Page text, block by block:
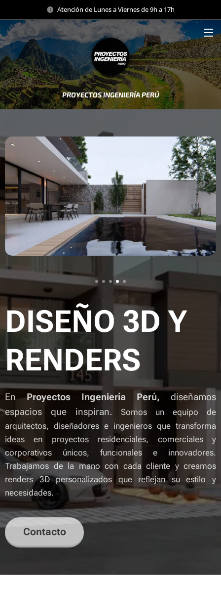
Atención de Lunes a Viernes de 9h a 17h
PROYECTOS INGENIERÍA PERÚ
DISEÑO 3D Y
RENDERS
En Proyectos Ingeniería Perú, diseñamos
espacios que inspiran. Somos un equipo de
arquitectos, diseñadores e ingenieros que transforma
ideas en proyectos residenciales, comerciales y
corporativos únicos, funcionales e innovadores.
Trabajamos de la mano con cada cliente y creamos
renders 3D personalizados que reflejan su estilo y
necesidades.
Contacto